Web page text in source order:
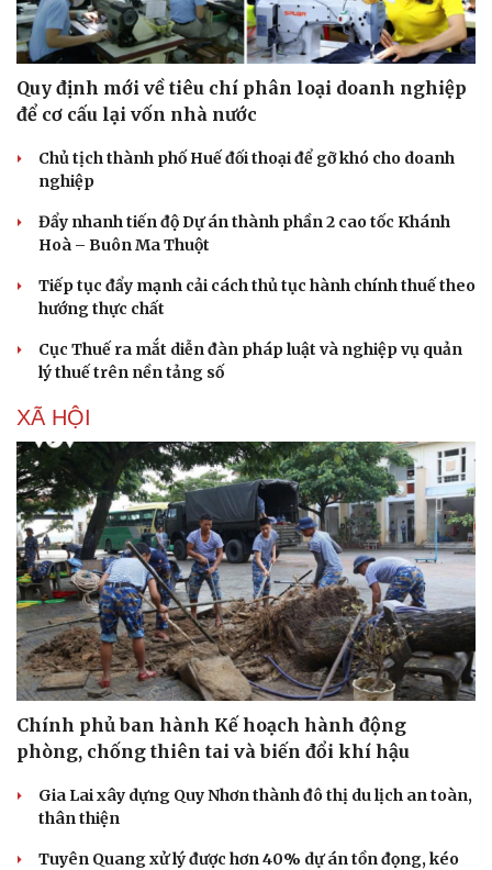
Quy định mới về tiêu chí phân loại doanh nghiệp
để cơ cấu lại vốn nhà nước
Chủ tịch thành phố Huế đối thoại để gỡ khó cho doanh
nghiệp
Đẩy nhanh tiến độ Dự án thành phần 2 cao tốc Khánh
Hoà – Buôn Ma Thuột
Tiếp tục đẩy mạnh cải cách thủ tục hành chính thuế theo
hướng thực chất
Cục Thuế ra mắt diễn đàn pháp luật và nghiệp vụ quản
lý thuế trên nền tảng số
XÃ HỘI
Chính phủ ban hành Kế hoạch hành động
phòng, chống thiên tai và biến đổi khí hậu
Gia Lai xây dựng Quy Nhơn thành đô thị du lịch an toàn,
thân thiện
Tuyên Quang xử lý được hơn 40% dự án tồn đọng, kéo